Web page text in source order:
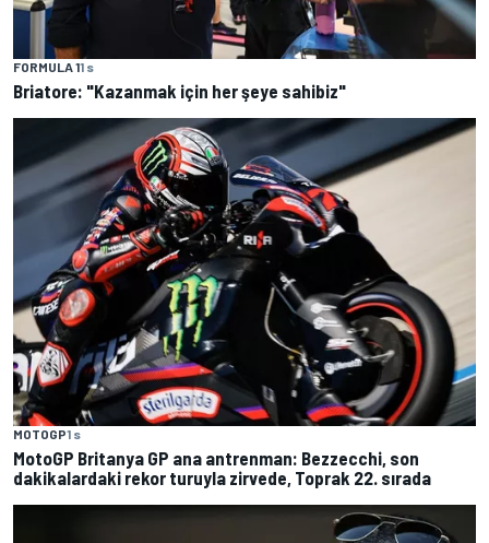
FORMULA 11 s
Briatore: "Kazanmak için her şeye sahibiz"
MOTOGP1 s
MotoGP Britanya GP ana antrenman: Bezzecchi, son
dakikalardaki rekor turuyla zirvede, Toprak 22. sırada